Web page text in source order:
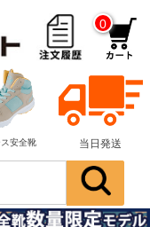
0
安全靴 当日発送